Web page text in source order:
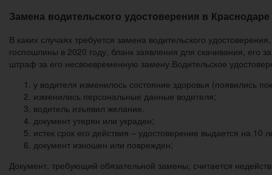
Замена водительского удостоверения в
В каких случаях требуется замена водительского
госпошлины в 2020 году, бланк заявления для скачивания, его
штраф за его несвоевременную замену.Водительское
у водителя изменилось состояние здоровья (появились
изменились персональные данные водителя;
водитель изъявил желание.
документ утерян или украден;
истек срок его действия – удостоверение выдается на 10
документ изношен или поврежден;
Документ, требующий обязательной замены, считается